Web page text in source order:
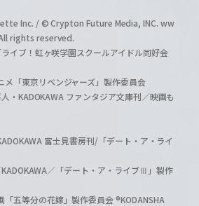
Inc. / © Crypton Future Media, INC. ww
rights reserved.
イブ！虹ヶ咲学園スクールアイドル同好会
「東京リベンジャーズ」製作委員会
・KADOKAWA ファンタジア文庫刊／映画も
富士見書房刊/「デート・ア・ライ
／「デート・ア・ライブⅢ」製作
五等分の花嫁」製作委員会 ®KODANSHA